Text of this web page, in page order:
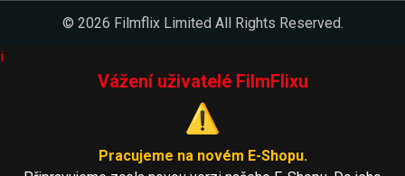
© 2026 Filmflix Limited All Rights Reserved.
i
Vážení uživatelé FilmFlixu
⚠️
Pracujeme na novém E-Shopu.